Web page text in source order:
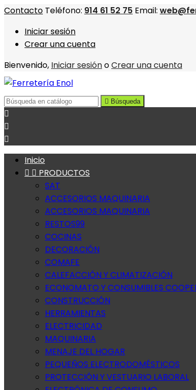
Contacto Teléfono: 914 61 52 75 Email:
Iniciar sesión
Crear una cuenta
Bienvenido, Iniciar sesiónoCrear una cuenta
 Búsqueda



Inicio
  PRODUCTOS
SAT
ACCESORIOS MAQUINARIA
ACCESORIOS MAQUINARIA
RESTOS99
COCINAS
DECORACIÓN
COMAFE
CALEFACCIÓN Y CLIMATIZACIÓN
ECONOMATO Y CONSUMIBLES
CONSTRUCCIÓN
HERRAMIENTAS
ELECTRICIDAD
MAQUINARIA
MENAJE DEL HOGAR
PEQUEÑOS ELECTRODOMÉSTICOS
PROTECCIÓN Y VESTUARIO LABORAL